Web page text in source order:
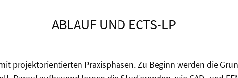
ABLAUF UND ECTS-LP
projektorientierten Praxisphasen. Zu Beginn werden die